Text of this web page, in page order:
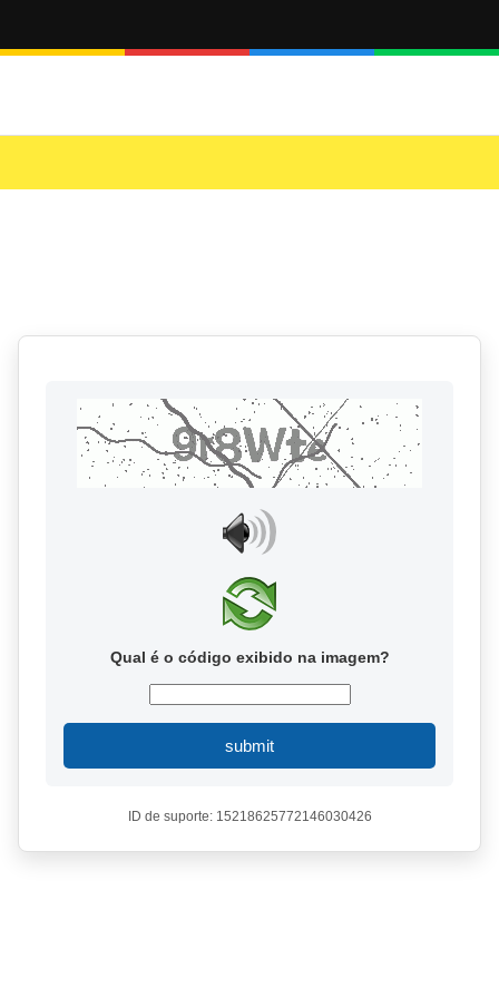
Qual é o código exibido na imagem?
submit
ID de suporte: 15218625772146030426